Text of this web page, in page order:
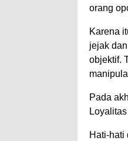
orang
Karena
jejak
objektif.
Pada
Hati-hati